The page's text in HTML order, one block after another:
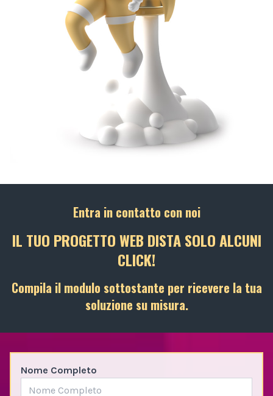
Entra in contatto con noi
IL TUO PROGETTO WEB DISTA SOLO ALCUNI
CLICK!
Compila il modulo sottostante per ricevere la tua
soluzione su misura.
Nome Completo